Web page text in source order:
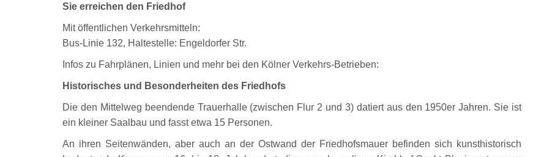
Sie erreichen den Friedhof
Mit öffentlichen Verkehrsmitteln:
Bus-Linie 132, Haltestelle: Engeldorfer Str.
Infos zu Fahrplänen, Linien und mehr bei den Kölner Verkehrs-Betrieben:
Historisches und Besonderheiten des Friedhofs
Die den Mittelweg beendende Trauerhalle (zwischen Flur 2 und 3) datiert aus den 1950er Jahren. Sie ist
ein kleiner Saalbau und fasst etwa 15 Personen.
An ihren Seitenwänden, aber auch an der Ostwand der Friedhofsmauer befinden sich kunsthistorisch